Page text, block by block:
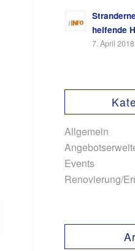
helfende
7. April
Allgemein
Events
Renovierung/